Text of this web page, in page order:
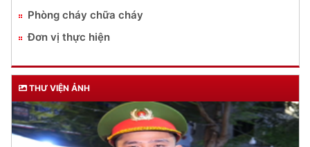
Phòng cháy chữa cháy
Đơn vị thực hiện
THƯ VIỆN ẢNH